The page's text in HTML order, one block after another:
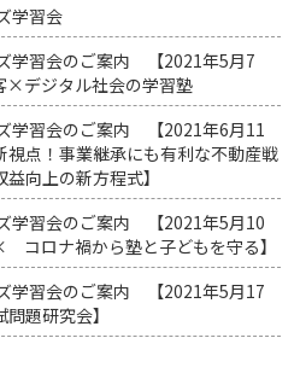
学習会
学習会のご案内 【2021年5月7
デジタル社会の学習塾
学習会のご案内 【2021年6月11
点！事業継承にも有利な不動産戦
向上の新方程式】
学習会のご案内 【2021年5月10
ロナ禍から塾と子どもを守る】
学習会のご案内 【2021年5月17
題研究会】